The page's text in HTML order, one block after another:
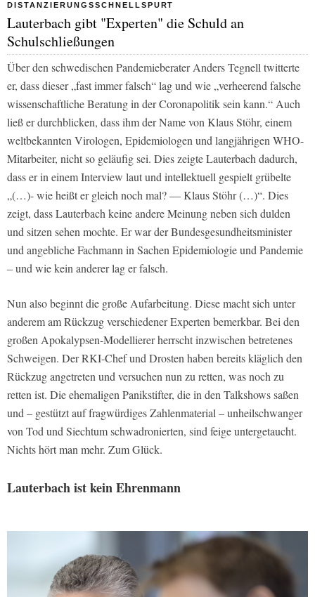
DISTANZIERUNGSSCHNELLSPURT
Lauterbach gibt "Experten" die Schuld an
Schulschließungen
Über den schwedischen Pandemieberater Anders Tegnell twitterte
er, dass dieser „fast immer falsch“ lag und wie „verheerend falsche
wissenschaftliche Beratung in der Coronapolitik sein kann.“ Auch
ließ er durchblicken, dass ihm der Name von Klaus Stöhr, einem
weltbekannten Virologen, Epidemiologen und langjährigen WHO-
Mitarbeiter, nicht so geläufig sei. Dies zeigte Lauterbach dadurch,
dass er in einem Interview laut und intellektuell gespielt grübelte
„(…)- wie heißt er gleich noch mal? — Klaus Stöhr (…)“. Dies
zeigt, dass Lauterbach keine andere Meinung neben sich dulden
und sitzen sehen mochte. Er war der Bundesgesundheitsminister
und angebliche Fachmann in Sachen Epidemiologie und Pandemie
– und wie kein anderer lag er falsch.
Nun also beginnt die große Aufarbeitung. Diese macht sich unter
anderem am Rückzug verschiedener Experten bemerkbar. Bei den
großen Apokalypsen-Modellierer herrscht inzwischen betretenes
Schweigen. Der RKI-Chef und Drosten haben bereits kläglich den
Rückzug angetreten und versuchen nun zu retten, was noch zu
retten ist. Die ehemaligen Panikstifter, die in den Talkshows saßen
und – gestützt auf fragwürdiges Zahlenmaterial – unheilschwanger
von Tod und Siechtum schwadronierten, sind feige untergetaucht.
Nichts hört man mehr. Zum Glück.
Lauterbach ist kein Ehrenmann